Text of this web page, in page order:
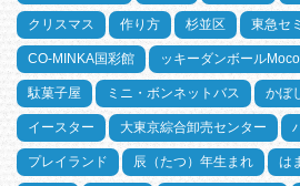
クリスマス 作り方 杉並区 東急セ
CO-MINKA国彩館 ッキーダンボール
駄菓子屋 ミニ・ボンネットバス かぼ
イースター 大東京綜合卸売センター
プレイランド 辰（たつ）年生まれ は